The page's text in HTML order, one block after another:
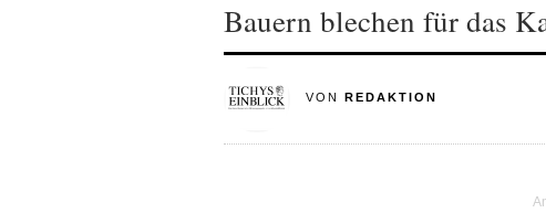
Bauern blechen für das
VON REDAKTION